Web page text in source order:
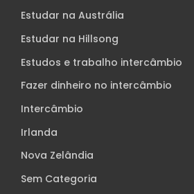
Estudar na Austrália
Estudar na Hillsong
Estudos e trabalho intercâmbio
Fazer dinheiro no intercâmbio
Intercâmbio
Irlanda
Nova Zelândia
Sem Categoria